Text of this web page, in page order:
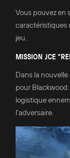
Vous pouvez en
caractéristiques
jeu.
MISSION JCE
Dans la
pour
logistique
l'adversaire.